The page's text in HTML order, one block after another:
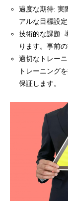
過度な期待: 実
アルな目標設定
技術的な課題:
ります。事前
適切なトレー
トレーニング
保証します。